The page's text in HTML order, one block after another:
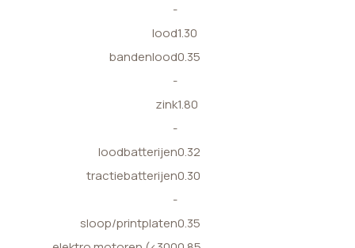
-
lood1.30
bandenlood0.35
-
zink1.80
-
loodbatterijen0.32
tractiebatterijen0.30
-
sloop/printplaten0.35